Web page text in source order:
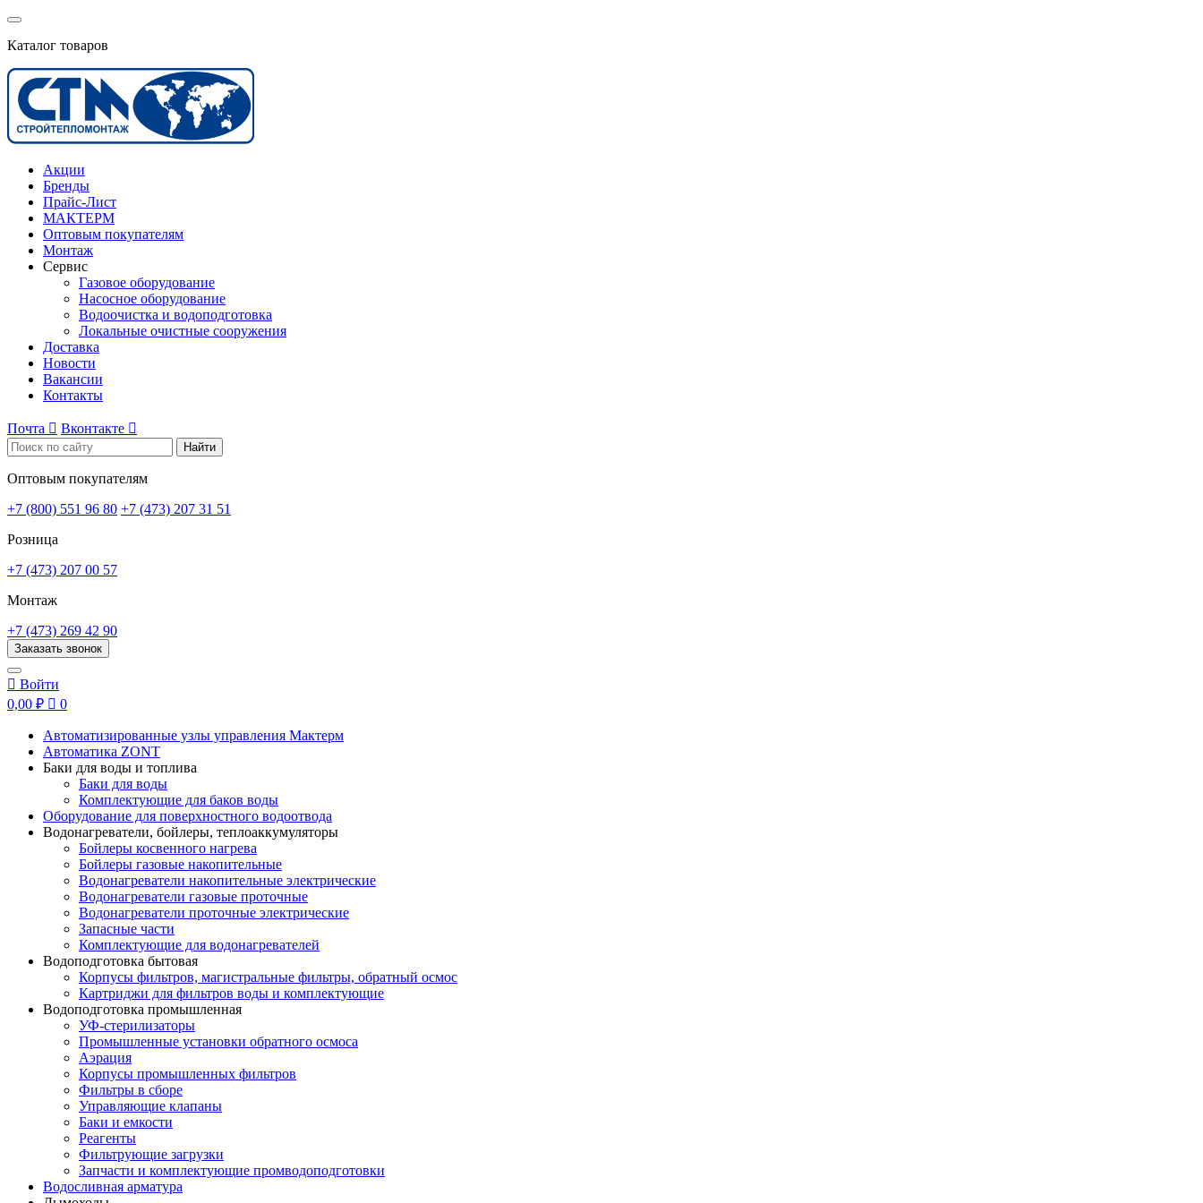
Каталог товаров
Акции
Бренды
Прайс-Лист
МАКТЕРМ
Оптовым покупателям
Монтаж
Сервис
Газовое оборудование
Насосное оборудование
Водоочистка и водоподготовка
Локальные очистные сооружения
Доставка
Новости
Вакансии
Контакты
Почта  Вконтакте 
Найти
Оптовым покупателям
+7 (800) 551 96 80 +7 (473) 207 31 51
Розница
+7 (473) 207 00 57
Монтаж
+7 (473) 269 42 90
Заказать звонок
 Войти
0,00 ₽  0
Автоматизированные узлы управления Мактерм
Автоматика ZONT
Баки для воды и топлива
Баки для воды
Комплектующие для баков воды
Оборудование для поверхностного водоотвода
Водонагреватели, бойлеры, теплоаккумуляторы
Бойлеры косвенного нагрева
Бойлеры газовые накопительные
Водонагреватели накопительные электрические
Водонагреватели газовые проточные
Водонагреватели проточные электрические
Запасные части
Комплектующие для водонагревателей
Водоподготовка бытовая
Корпусы фильтров, магистральные фильтры, обратный осмос
Картриджи для фильтров воды и комплектующие
Водоподготовка промышленная
УФ-стерилизаторы
Промышленные установки обратного осмоса
Аэрация
Корпусы промышленных фильтров
Фильтры в сборе
Управляющие клапаны
Баки и емкости
Реагенты
Фильтрующие загрузки
Запчасти и комплектующие промводоподготовки
Водосливная арматура